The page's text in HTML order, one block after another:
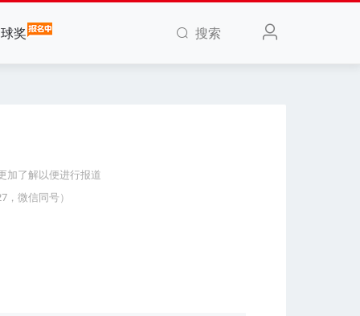
奖 搜索
加了解以便进行报道
微信同号）